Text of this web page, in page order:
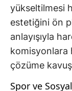
yükseltilmesi
estetiğini ön
anlayışıyla
komisyonlara
çözüme
Spor ve